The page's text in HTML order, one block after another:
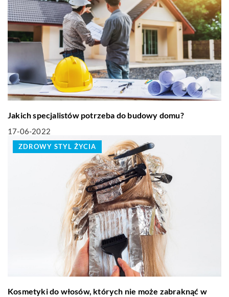
Jakich specjalistów potrzeba do budowy domu?
17-06-2022
ZDROWY STYL ŻYCIA
Kosmetyki do włosów, których nie może zabraknąć w